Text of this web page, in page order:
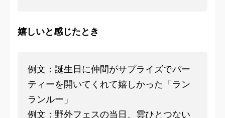
嬉しいと感じたとき
例文：誕生日に仲間がサプライズでパー
ティーを開いてくれて嬉しかった「ラン
ランルー」
例文：野外フェスの当日、雲ひとつない